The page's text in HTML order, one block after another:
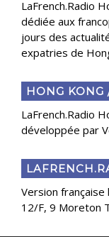
LaFrench.Radio
dédiée aux
jours des
expatries de
HONG KONG
LaFrench.Radio
développée par
Version française
12/F, 9 Moreton